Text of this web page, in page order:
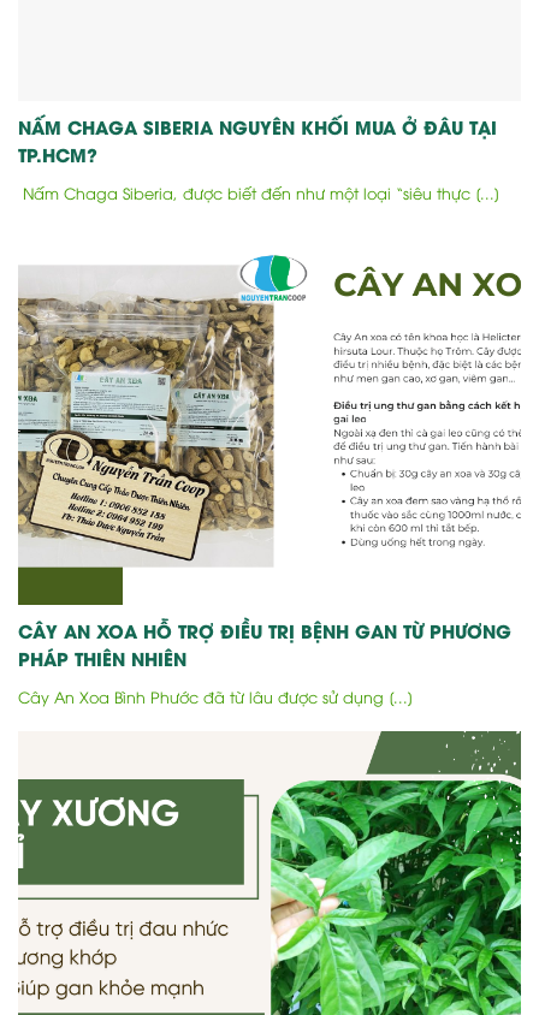
NẤM CHAGA SIBERIA NGUYÊN KHỐI MUA Ở ĐÂU TẠI
TP.HCM?
Nấm Chaga Siberia, được biết đến như một loại “siêu thực [...]
CÂY AN XOA HỖ TRỢ ĐIỀU TRỊ BỆNH GAN TỪ PHƯƠNG
PHÁP THIÊN NHIÊN
Cây An Xoa Bình Phước đã từ lâu được sử dụng [...]